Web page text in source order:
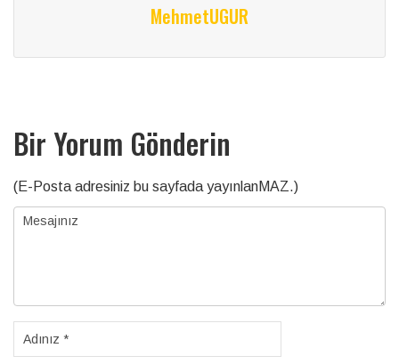
MehmetUGUR
Bir Yorum Gönderin
(E-Posta adresiniz bu sayfada yayınlanMAZ.)